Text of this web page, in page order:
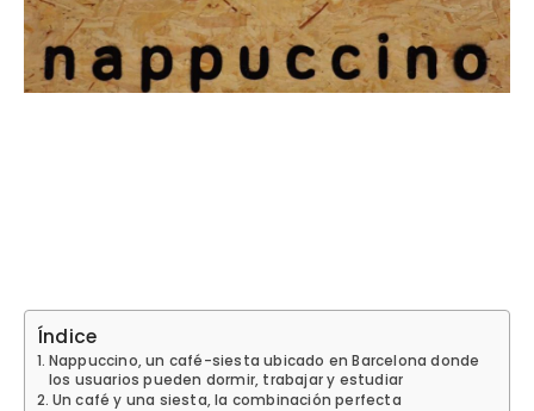
Índice
Nappuccino, un café-siesta ubicado en Barcelona donde
los usuarios pueden dormir, trabajar y estudiar
Un café y una siesta, la combinación perfecta